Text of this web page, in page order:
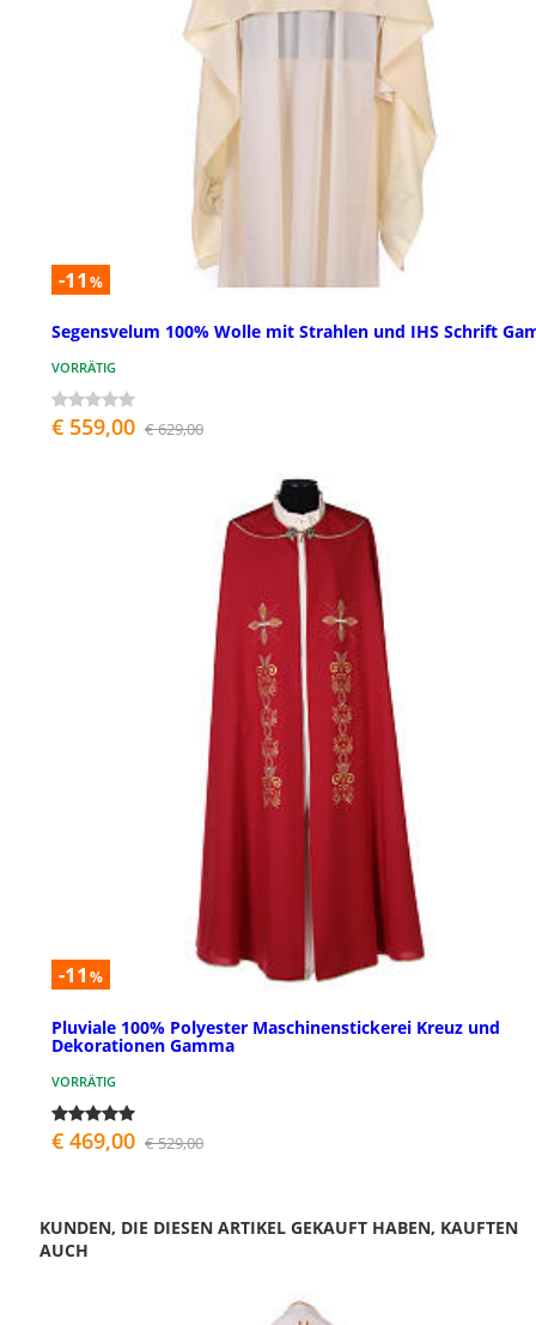
-11 %
Segensvelum 100% Wolle mit Strahlen und IHS Schrift
VORRÄTIG
€ 559,00 € 629,00
-11 %
Pluviale 100% Polyester Maschinenstickerei Kreuz und
Dekorationen Gamma
VORRÄTIG
€ 469,00 € 529,00
KUNDEN, DIE DIESEN ARTIKEL GEKAUFT HABEN, KAUFTEN
AUCH